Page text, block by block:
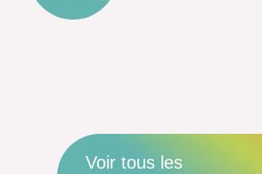
Voir tous les